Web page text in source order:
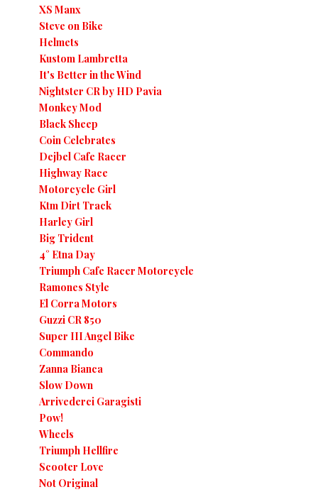
XS Manx
Steve on Bike
Helmets
Kustom Lambretta
It's Better in the Wind
Nightster CR by HD Pavia
Monkey Mod
Black Sheep
Coin Celebrates
Dejbel Cafe Racer
Highway Race
Motorcycle Girl
Ktm Dirt Track
Harley Girl
Big Trident
4° Etna Day
Triumph Cafe Racer Motorcycle
Ramones Style
El Corra Motors
Guzzi CR 850
Super III Angel Bike
Commando
Zanna Bianca
Slow Down
Arrivederci Garagisti
Pow!
Wheels
Triumph Hellfire
Scooter Love
Not Original